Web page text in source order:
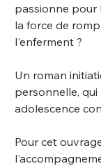
passionne pour
la force de
l'enferment ?
Un roman
personnelle,
adolescence
Pour cet